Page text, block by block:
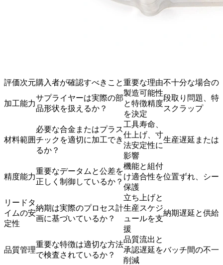
評価次元購入者が確認すべきこと重要な理由不十分な場合の
加工能力
サプライヤーは実際の部
品形状を扱えるか？
製造可能性
と特徴精度
を決定
段取り問題、特
スクラップ
材料範囲
必要な合金またはプラス
チックを適切に加工でき
るか？
工具寿命、
仕上げ、寸
法安定性に
影響
生産遅延または
精度能力
重要なデータムと公差を
正しく制御しているか？
機能と組付
け適合性を
保護
位置ずれ、シー
リードタ
イムの安
定性
納期は実際のプロセス計
画に基づいているか？
立ち上げと
生産スケジ
ュールを支
援
納期遅延と供給
品質管理
重要な特徴は適切な方法
で検査されているか？
品質流出と
承認遅延を
削減
バッチ間の不一